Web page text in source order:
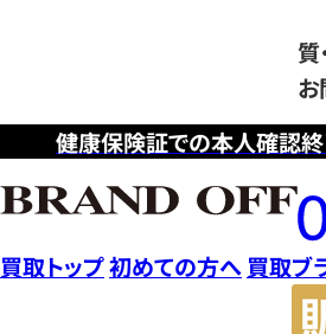
健康保険証での本人確認
質
フ
リ
ー
ダ
イ
ヤ
買取トップ初めての方へ 買取ブ